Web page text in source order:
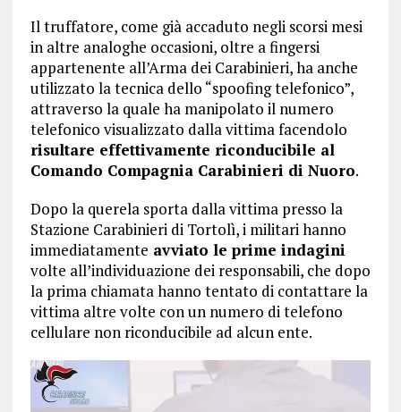
Il truffatore, come già accaduto negli scorsi mesi
in altre analoghe occasioni, oltre a fingersi
appartenente all’Arma dei Carabinieri, ha anche
utilizzato la tecnica dello “spoofing telefonico”,
attraverso la quale ha manipolato il numero
telefonico visualizzato dalla vittima facendolo
risultare effettivamente riconducibile al
Comando Compagnia Carabinieri di Nuoro.
Dopo la querela sporta dalla vittima presso la
Stazione Carabinieri di Tortolì, i militari hanno
immediatamente avviato le prime indagini
volte all’individuazione dei responsabili, che dopo
la prima chiamata hanno tentato di contattare la
vittima altre volte con un numero di telefono
cellulare non riconducibile ad alcun ente.